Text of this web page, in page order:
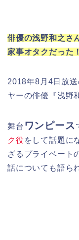
俳優の浅野和之さ
家事オタクだった！
2018年8月4日放
ヤーの俳優『浅野
舞台 ワンピース
ク役 をして話題に
ざるプライベート
話についても語ら